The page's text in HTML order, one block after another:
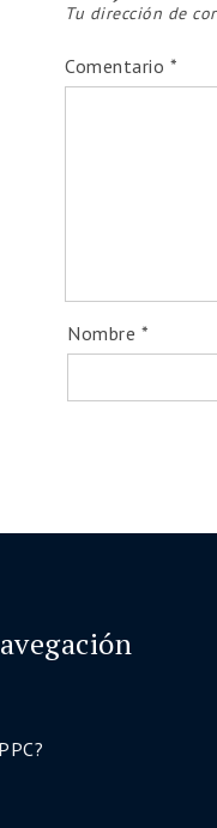
Tu dirección de
Comentario *
Nombre *